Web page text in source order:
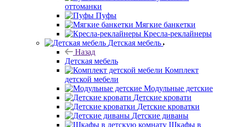
оттоманки
Пуфы
Мягкие банкетки
Кресла-реклайнеры
Детская мебель
Назад
Детская мебель
Комплект
детской мебели
Модульные детские
Детские кровати
Детские кроватки
Детские диваны
Шкафы в